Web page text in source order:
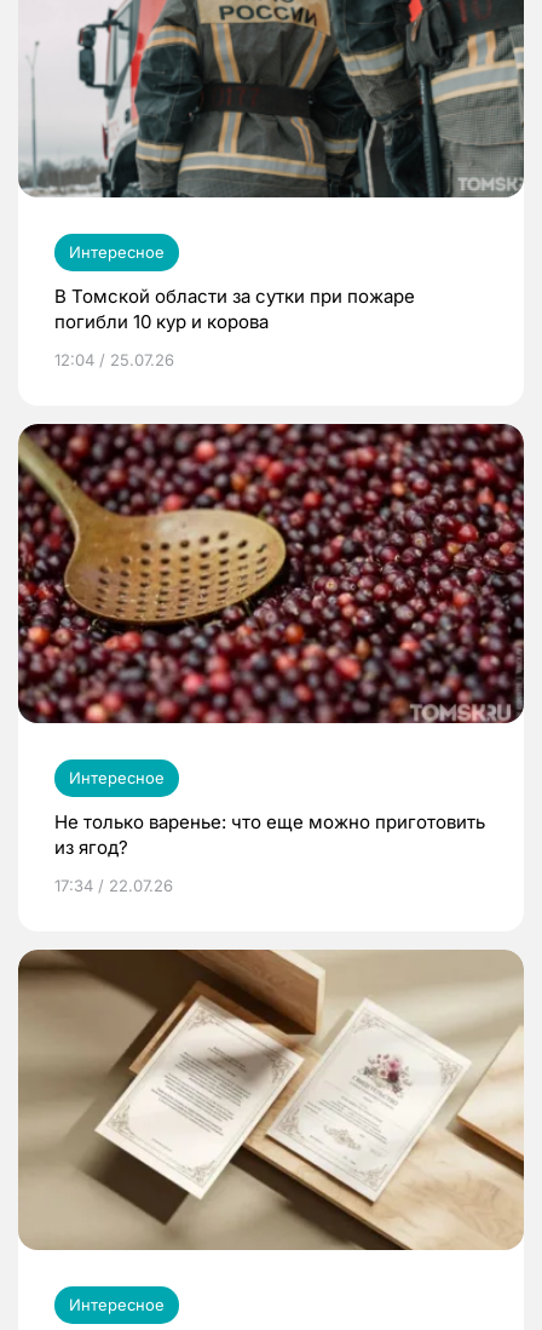
Интересное
В Томской области за сутки при пожаре
погибли 10 кур и корова
12:04 / 25.07.26
Интересное
Не только варенье: что еще можно приготовить
из ягод?
17:34 / 22.07.26
Интересное